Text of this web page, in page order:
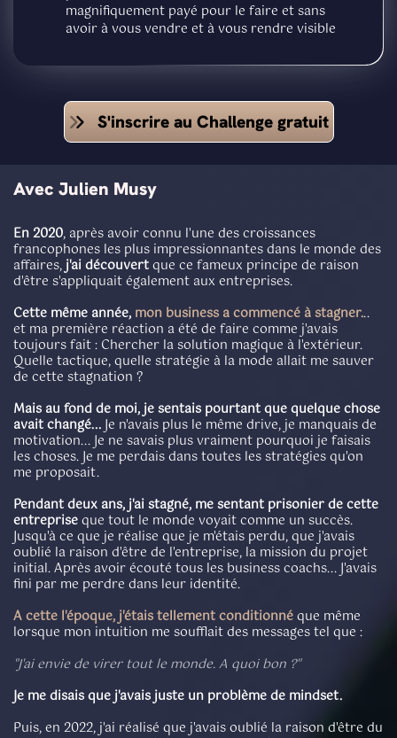
magnifiquement payé pour le faire et sans
avoir à vous vendre et à vous rendre visible
S'inscrire au Challenge gratuit
Avec Julien Musy
En 2020, après avoir connu l'une des croissances
francophones les plus impressionnantes dans le monde des
affaires, j'ai découvertque ce fameux principe de raison
d'être s'appliquait également aux entreprises.
Cette même année, mon business a commencé à stagner...
et ma première réaction a été de faire comme j'avais
toujours fait : Chercher la solution magique à l'extérieur.
Quelle tactique, quelle stratégie à la mode allait me sauver
de cette stagnation ?
Mais au fond de moi, je sentais pourtant que quelque chose
avait changé... Je n'avais plus le même drive, je manquais de
motivation... Je ne savais plus vraiment pourquoi je faisais
les choses. Je me perdais dans toutes les stratégies qu'on
me proposait.
Pendant deux ans, j'ai stagné, me sentant prisonier de cette
entrepriseque tout le monde voyait comme un succès.
Jusqu'à ce que je réalise que je m'étais perdu, que j'avais
oublié la raison d'être de l'entreprise, la mission du projet
initial. Après avoir écouté tous les business coachs... J'avais
fini par me perdre dans leur identité.
A cette l'époque, j'étais tellement conditionnéque même
lorsque mon intuition me soufflait des messages tel que :
"J'ai envie de virer tout le monde. A quoi bon ?"
Je me disais que j'avais juste un problème de mindset.
Puis, en 2022, j'ai réalisé que j'avais oublié la raison d'être du